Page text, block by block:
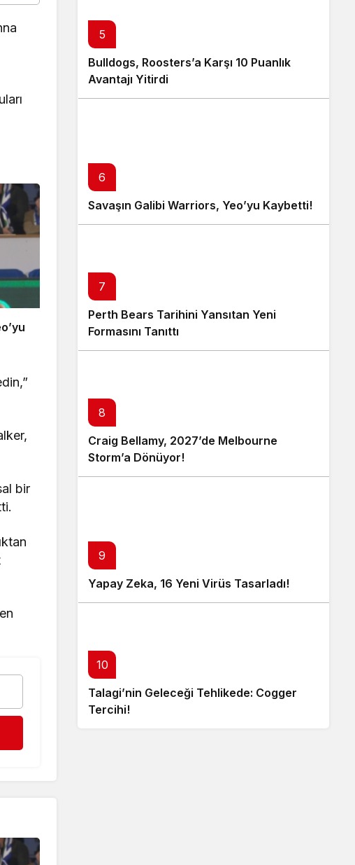
bir
5
Bulldogs, Roosters’a Karşı 10 Puanlık
Avantajı Yitirdi
6
Savaşın Galibi Warriors, Yeo’yu Kaybetti!
7
Perth Bears Tarihini Yansıtan Yeni
Formasını Tanıttı
8
Craig Bellamy, 2027’de Melbourne
Storm’a Dönüyor!
9
Yapay Zeka, 16 Yeni Virüs Tasarladı!
10
Talagi’nin Geleceği Tehlikede: Cogger
Tercihi!